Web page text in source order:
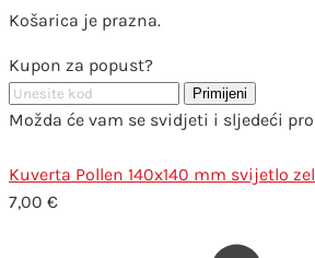
Košarica je prazna.
Kupon za popust?
Primijeni
Možda će vam se svidjeti i sljedeći
Kuverta Pollen 140x140 mm svijetlo
7,00 €